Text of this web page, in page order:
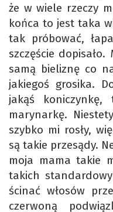
że w wiele rzeczy
końca to jest taka
tak próbować,
szczęście
samą bieliznę co
jakiegoś grosika.
jakąś
marynarkę.
szybko mi rosły,
są takie przesądy.
moja mama takie
takich
ścinać włosów
czerwoną